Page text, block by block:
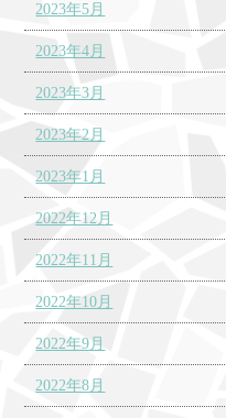
2023年5月
2023年4月
2023年3月
2023年2月
2023年1月
2022年12月
2022年11月
2022年10月
2022年9月
2022年8月